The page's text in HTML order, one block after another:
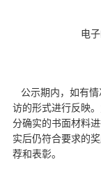
电子
公示期内，如有情
访的形式进行反映
分确实的书面材料
实后仍符合要求的
荐和表彰。